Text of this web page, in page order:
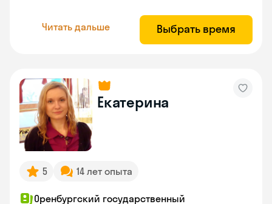
Читать дальше Выбрать время
Екатерина
5 14 лет опыта
Оренбургский государственный